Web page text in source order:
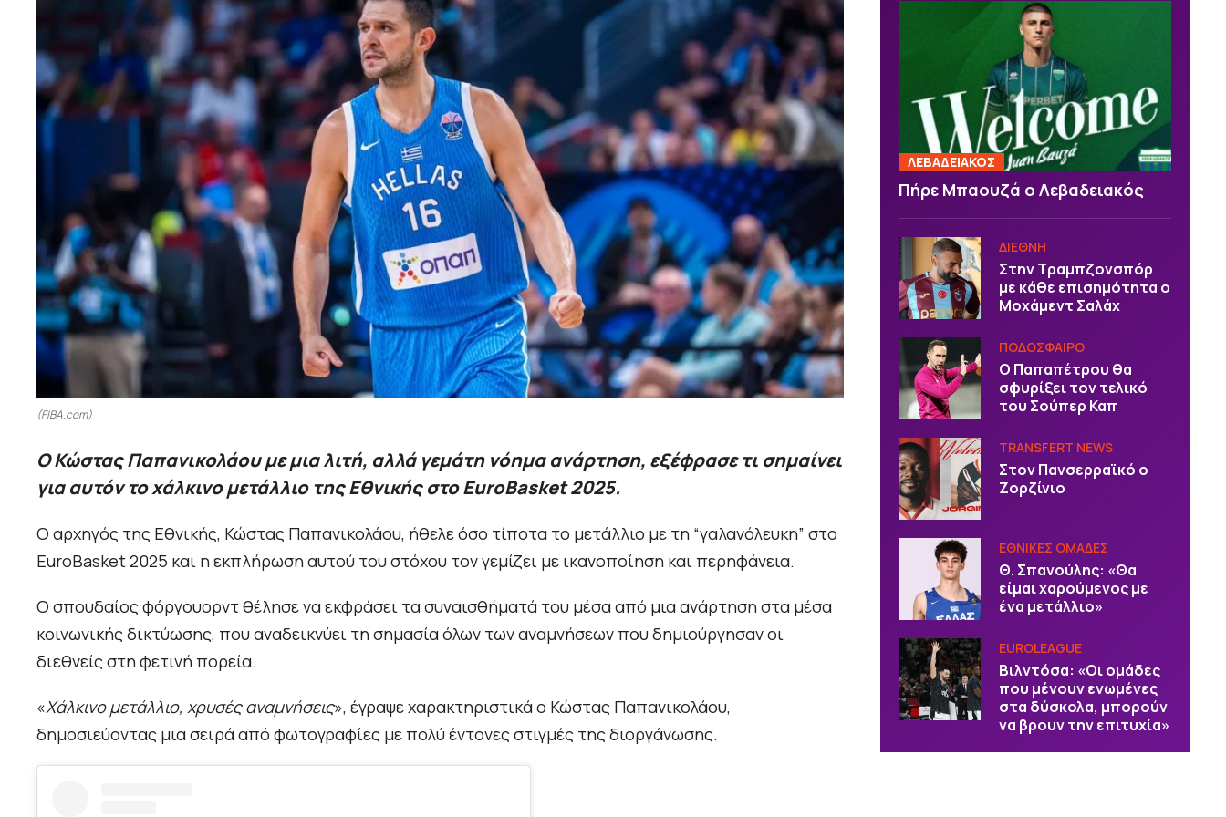
(FIBA.com)
Ο Κώστας Παπανικολάου με μια λιτή, αλλά γεμάτη νόημα ανάρτηση, εξέφρασε τι σημαίνει
για αυτόν το χάλκινο μετάλλιο της Εθνικής στο EuroBasket 2025.
Ο αρχηγός της Εθνικής, Κώστας Παπανικολάου, ήθελε όσο τίποτα το μετάλλιο με τη “γαλανόλευκη” στο
EuroBasket 2025 και η εκπλήρωση αυτού του στόχου τον γεμίζει με ικανοποίηση και περηφάνεια.
Ο σπουδαίος φόργουορντ θέλησε να εκφράσει τα συναισθήματά του μέσα από μια ανάρτηση στα μέσα
κοινωνικής δικτύωσης, που αναδεικνύει τη σημασία όλων των αναμνήσεων που δημιούργησαν οι
διεθνείς στη φετινή πορεία.
«Χάλκινο μετάλλιο, χρυσές αναμνήσεις», έγραψε χαρακτηριστικά ο Κώστας Παπανικολάου,
δημοσιεύοντας μια σειρά από φωτογραφίες με πολύ έντονες στιγμές της διοργάνωσης.
ΛΕΒΑΔΕΙΑΚΟΣ
Πήρε Μπαουζά ο Λεβαδειακός
ΔΙΕΘΝΗ
Στην Τραμπζονσπόρ
με κάθε επισημότητα ο
Μοχάμεντ Σαλάχ
ΠΟΔΟΣΦΑΙΡΟ
Ο Παπαπέτρου θα
σφυρίξει τον τελικό
του Σούπερ Καπ
TRANSFERT NEWS
Στον Πανσερραϊκό ο
Ζορζίνιο
EΘΝΙΚΕΣ OΜΑΔΕΣ
Θ. Σπανούλης: «Θα
είμαι χαρούμενος με
ένα μετάλλιο»
EUROLEAGUE
Bιλντόσα: «Oι ομάδες
που μένουν ενωμένες
στα δύσκολα, μπορούν
να βρουν την επιτυχία»